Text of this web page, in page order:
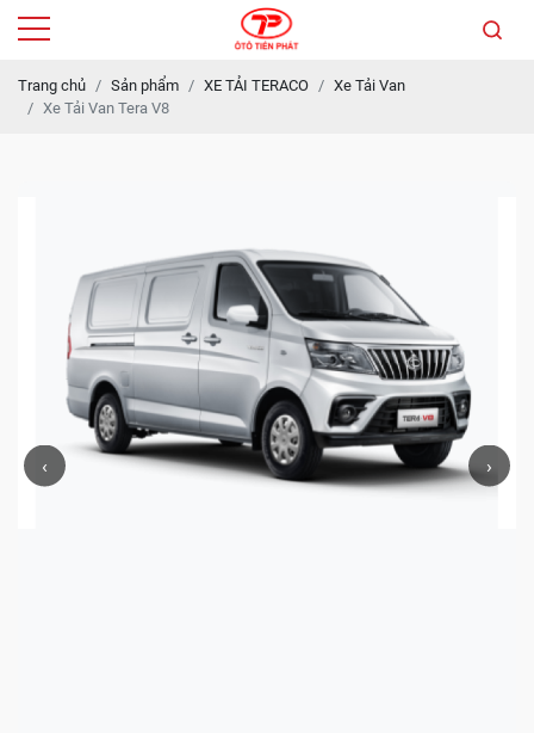
Trang chủ Sản phẩm XE TẢI TERACO
Xe Tải Van
Xe Tải Van Tera V8
‹ ›